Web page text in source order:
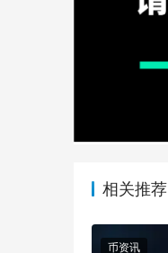
相关推荐
币资讯